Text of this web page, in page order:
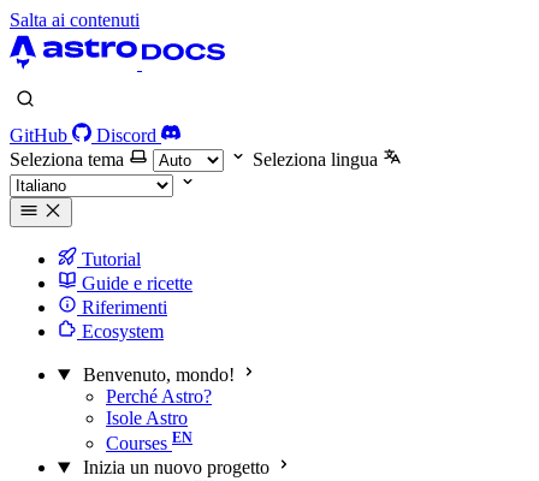
Salta ai contenuti
GitHub
Discord
Seleziona tema
Seleziona lingua
Tutorial
Guide e ricette
Riferimenti
Ecosystem
Benvenuto, mondo!
Perché Astro?
Isole Astro
Courses
Inizia un nuovo progetto